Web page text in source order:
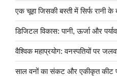
एक चूहा जिसकी बस्ती में सिर्फ रानी के
डिजिटल विकास: पानी, ऊर्जा और
वैश्विक महाप्रयोग: वनस्पतियों पर
साल वनों का संकट और एकीकृत कीट